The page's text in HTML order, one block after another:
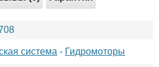
система - Гидромоторы